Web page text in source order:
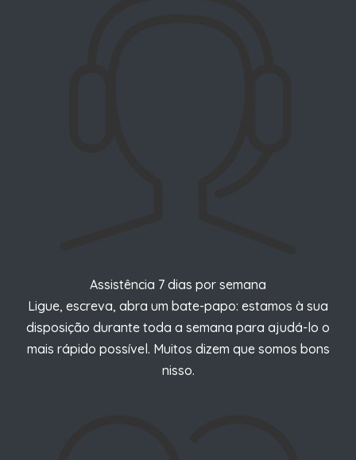
Assistência 7 dias por semana
Ligue, escreva, abra um bate-papo: estamos à sua
disposição durante toda a semana para ajudá-lo o
mais rápido possível. Muitos dizem que somos bons
nisso.